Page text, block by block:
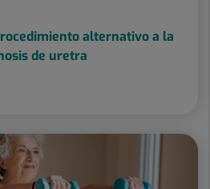
alternativo a la
de uretra